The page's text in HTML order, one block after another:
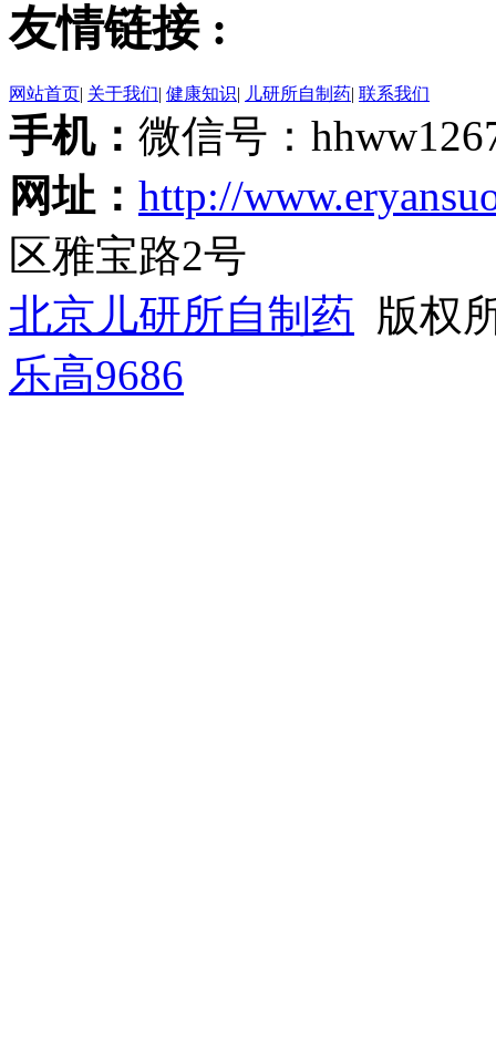
友情链接 :
网站首页| 关于我们| 健康知识| 儿研所自制药| 联系我们
手机： 微信号：
网址： http://
区雅宝路2号
北京儿研所自制药 版权
乐高9686